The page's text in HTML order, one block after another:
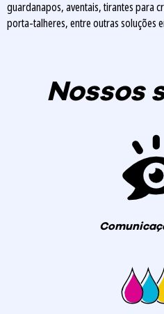
guardanapos, aventais, tirantes para
porta-talheres, entre outras soluções
Nossos